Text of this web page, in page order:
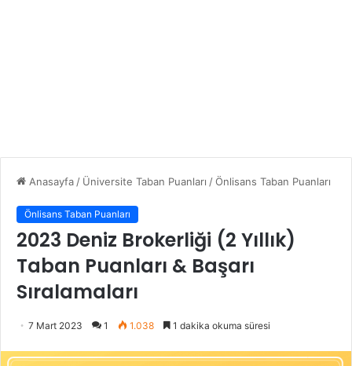
Anasayfa / Üniversite Taban Puanları /Önlisans Taban Puanları
Önlisans Taban Puanları
2023 Deniz Brokerliği (2 Yıllık)
Taban Puanları & Başarı
Sıralamaları
7 Mart 2023 1 1.038 1 dakika okuma süresi